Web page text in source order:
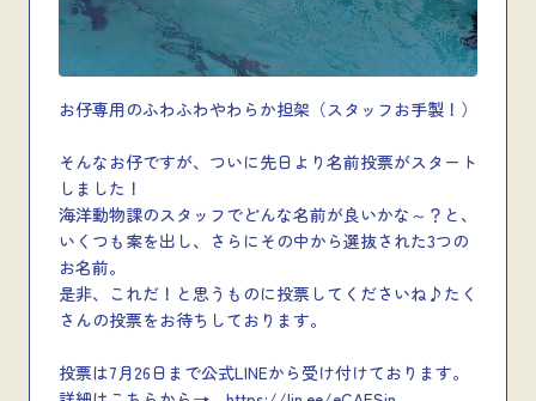
お仔専用のふわふわやわらか担架（スタッフお手製！）
そんなお仔ですが、ついに先日より名前投票がスタート
しました！
海洋動物課のスタッフでどんな名前が良いかな～？と、
いくつも案を出し、さらにその中から選抜された3つの
お名前。
是非、これだ！と思うものに投票してくださいね♪たく
さんの投票をお待ちしております。
投票は7月26日まで公式LINEから受け付けております。